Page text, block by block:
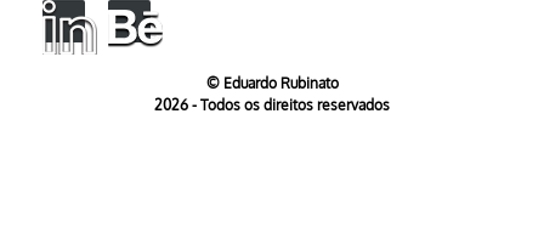
© Eduardo Rubinato
2026 - Todos os direitos reservados